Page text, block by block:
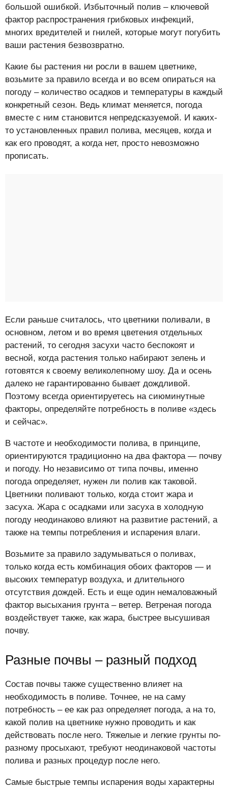
большой ошибкой. Избыточный полив – ключевой
фактор распространения грибковых инфекций,
многих вредителей и гнилей, которые могут погубить
ваши растения безвозвратно.
Какие бы растения ни росли в вашем цветнике,
возьмите за правило всегда и во всем опираться на
погоду – количество осадков и температуры в каждый
конкретный сезон. Ведь климат меняется, погода
вместе с ним становится непредсказуемой. И каких-
то установленных правил полива, месяцев, когда и
как его проводят, а когда нет, просто невозможно
прописать.
Если раньше считалось, что цветники поливали, в
основном, летом и во время цветения отдельных
растений, то сегодня засухи часто беспокоят и
весной, когда растения только набирают зелень и
готовятся к своему великолепному шоу. Да и осень
далеко не гарантированно бывает дождливой.
Поэтому всегда ориентируетесь на сиюминутные
факторы, определяйте потребность в поливе «здесь
и сейчас».
В частоте и необходимости полива, в принципе,
ориентируются традиционно на два фактора — почву
и погоду. Но независимо от типа почвы, именно
погода определяет, нужен ли полив как таковой.
Цветники поливают только, когда стоит жара и
засуха. Жара с осадками или засуха в холодную
погоду неодинаково влияют на развитие растений, а
также на темпы потребления и испарения влаги.
Возьмите за правило задумываться о поливах,
только когда есть комбинация обоих факторов — и
высоких температур воздуха, и длительного
отсутствия дождей. Есть и еще один немаловажный
фактор высыхания грунта – ветер. Ветреная погода
воздействует также, как жара, быстрее высушивая
почву.
Разные почвы – разный подход
Состав почвы также существенно влияет на
необходимость в поливе. Точнее, не на саму
потребность – ее как раз определяет погода, а на то,
какой полив на цветнике нужно проводить и как
действовать после него. Тяжелые и легкие грунты по-
разному просыхают, требуют неодинаковой частоты
полива и разных процедур после него.
Самые быстрые темпы испарения воды характерны